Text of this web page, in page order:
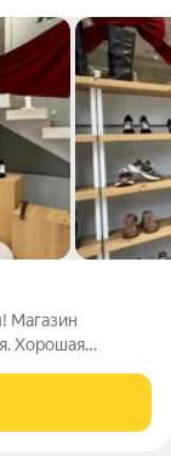
Магазин
Хорошая
Помещение